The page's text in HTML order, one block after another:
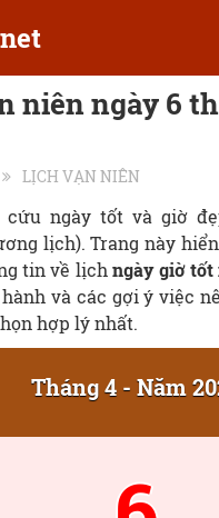
niên ngày 6
LỊCH VẠN NIÊN
cứu ngày tốt và giờ
lịch). Trang này
tin về lịchngày giờ tốt
và các gợi ý việc
hợp lý nhất.
Tháng 4 - Năm